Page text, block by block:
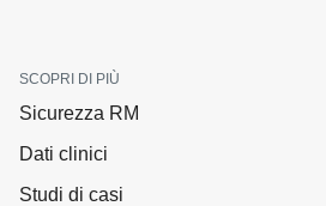
SCOPRI DI PIÙ
Sicurezza RM
Dati clinici
Studi di casi